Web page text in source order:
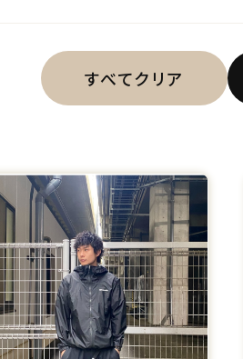
すべてクリア